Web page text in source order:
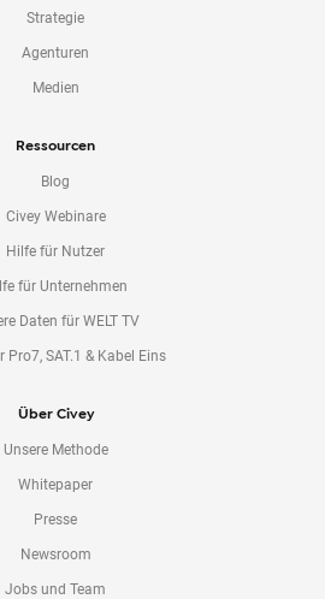
Strategie
Agenturen
Medien
Ressourcen
Blog
Civey Webinare
Hilfe für Nutzer
für Unternehmen
Daten für WELT TV
Pro7, SAT.1 & Kabel Eins
Über Civey
Unsere Methode
Whitepaper
Presse
Newsroom
Jobs und Team